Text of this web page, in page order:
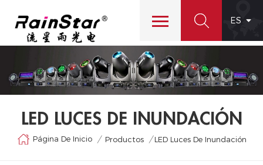
ES
LED LUCES DE INUNDACIÓN
Página De Inicio / Productos / LED Luces De Inundación